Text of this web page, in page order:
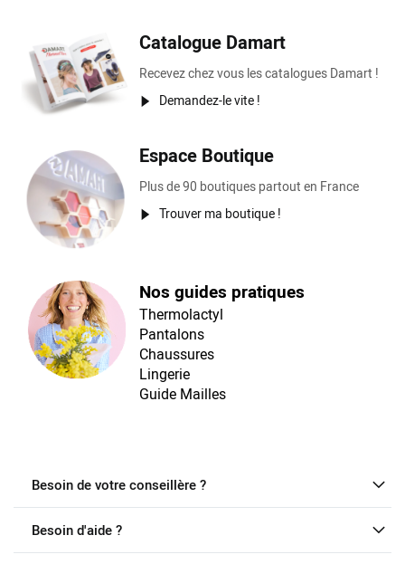
Catalogue Damart
Recevez chez vous les catalogues Damart !
Demandez-le vite !
Espace Boutique
Plus de 90 boutiques partout en France
Trouver ma boutique !
Nos guides pratiques
Thermolactyl
Pantalons
Chaussures
Lingerie
Guide Mailles
Besoin de votre conseillère ?
Besoin d'aide ?